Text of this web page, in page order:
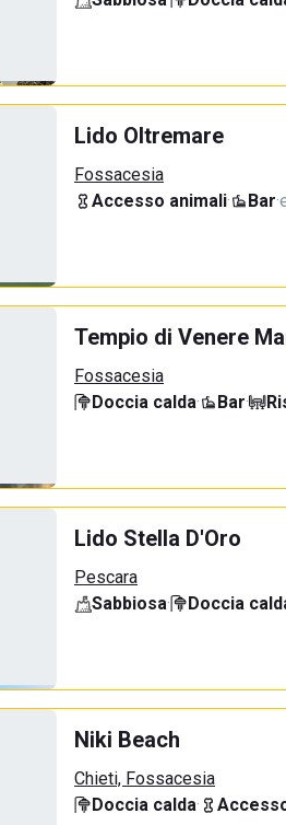
Lido Oltremare
Fossacesia
Accesso animali· Bar·
Tempio di Venere
Fossacesia
Doccia calda· Bar·
Lido Stella D'Oro
Pescara
Sabbiosa· Doccia
Niki Beach
Chieti, Fossacesia
Doccia calda·